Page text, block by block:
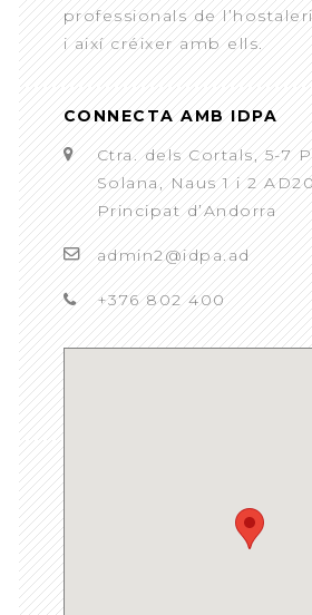
professionals de
i així créixer amb ells.
CONNECTA AMB IDPA
Ctra. dels Cortals, 5-7
Solana, Naus 1 i 2
Principat d’Andorra
admin2@idpa.ad
+376 802 400